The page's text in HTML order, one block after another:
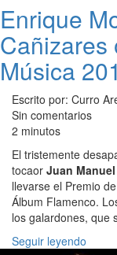
Enrique
Cañizares
Música
Escrito por: Curro
Sin comentarios
2 minutos
El tristemente
tocaor Juan
llevarse el Premio
Álbum Flamenco.
los galardones, que
Seguir leyendo